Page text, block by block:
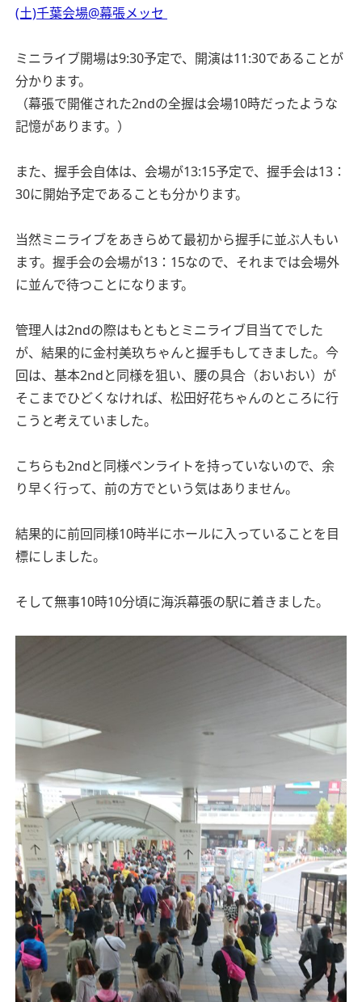
(土)千葉会場@幕張メッセ
ミニライブ開場は9:30予定で、開演は11:30であることが
分かります。
（幕張で開催された2ndの全握は会場10時だったような
記憶があります。）
また、握手会自体は、会場が13:15予定で、握手会は13：
30に開始予定であることも分かります。
当然ミニライブをあきらめて最初から握手に並ぶ人もい
ます。握手会の会場が13：15なので、それまでは会場外
に並んで待つことになります。
管理人は2ndの際はもともとミニライブ目当てでした
が、結果的に金村美玖ちゃんと握手もしてきました。今
回は、基本2ndと同様を狙い、腰の具合（おいおい）が
そこまでひどくなければ、松田好花ちゃんのところに行
こうと考えていました。
こちらも2ndと同様ペンライトを持っていないので、余
り早く行って、前の方でという気はありません。
結果的に前回同様10時半にホールに入っていることを目
標にしました。
そして無事10時10分頃に海浜幕張の駅に着きました。